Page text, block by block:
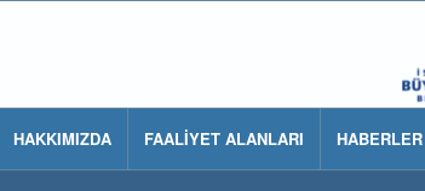
HAKKIMIZDA FAALİYET ALANLARI HABERLER